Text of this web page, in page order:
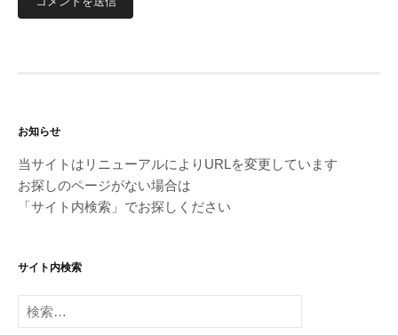
お知らせ
当サイトはリニューアルによりURLを変更しています
お探しのページがない場合は
「サイト内検索」でお探しください
サイト内検索
検
索: